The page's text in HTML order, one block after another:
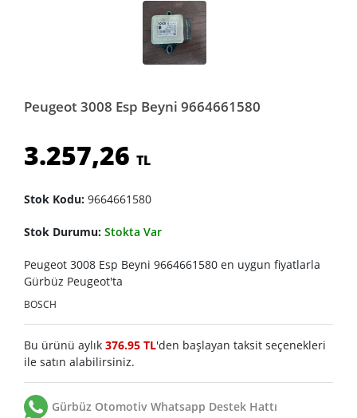
Peugeot 3008 Esp Beyni 9664661580
3.257,26 TL
Stok Kodu: 9664661580
Stok Durumu: Stokta Var
Peugeot 3008 Esp Beyni 9664661580 en uygun fiyatlarla
Gürbüz Peugeot'ta
BOSCH
Bu ürünü aylık 376.95 TL'den başlayan taksit seçenekleri
ile satın alabilirsiniz.
Gürbüz Otomotiv Whatsapp Destek Hattı